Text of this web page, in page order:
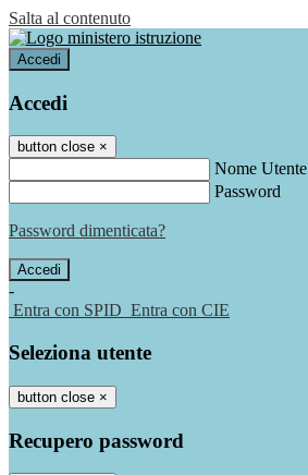
Salta al contenuto
Accedi
Accedi
button close ×
Nome Utente
Password
Password dimenticata?
-
Entra con SPID Entra con CIE
Seleziona utente
button close ×
Recupero password